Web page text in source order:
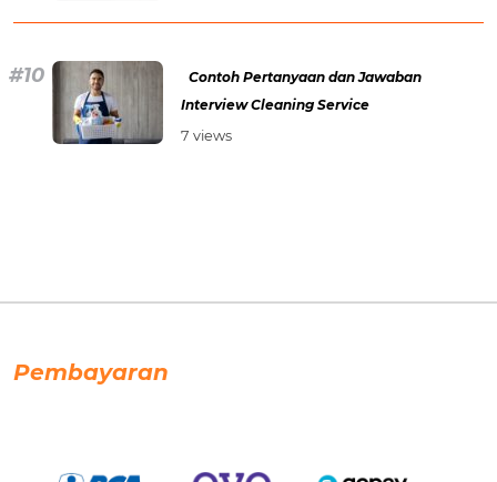
Contoh Pertanyaan dan Jawaban
Interview Cleaning Service
7 views
Pembayaran